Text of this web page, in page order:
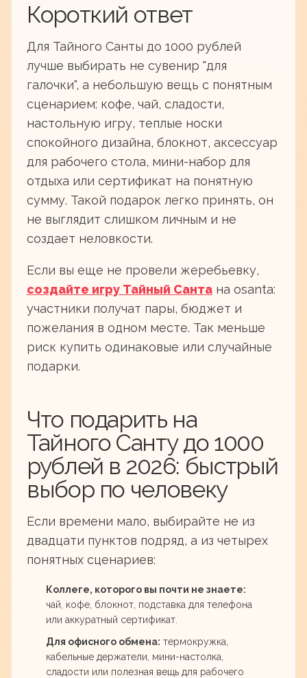
Короткий ответ
Для Тайного Санты до 1000 рублей
лучше выбирать не сувенир "для
галочки", а небольшую вещь с понятным
сценарием: кофе, чай, сладости,
настольную игру, теплые носки
спокойного дизайна, блокнот, аксессуар
для рабочего стола, мини-набор для
отдыха или сертификат на понятную
сумму. Такой подарок легко принять, он
не выглядит слишком личным и не
создает неловкости.
Если вы еще не провели жеребьевку,
создайте игру Тайный Санта на osanta:
участники получат пары, бюджет и
пожелания в одном месте. Так меньше
риск купить одинаковые или случайные
подарки.
Что подарить на
Тайного Санту до 1000
рублей в 2026: быстрый
выбор по человеку
Если времени мало, выбирайте не из
двадцати пунктов подряд, а из четырех
понятных сценариев:
Коллеге, которого вы почти не знаете:
чай, кофе, блокнот, подставка для телефона
или аккуратный сертификат.
Для офисного обмена: термокружка,
кабельные держатели, мини-настолка,
сладости или полезная вещь для рабочего